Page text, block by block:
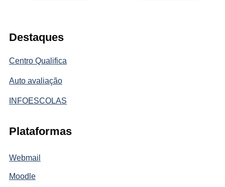
Destaques
Centro Qualifica
Auto avaliação
INFOESCOLAS
Plataformas
Webmail
Moodle